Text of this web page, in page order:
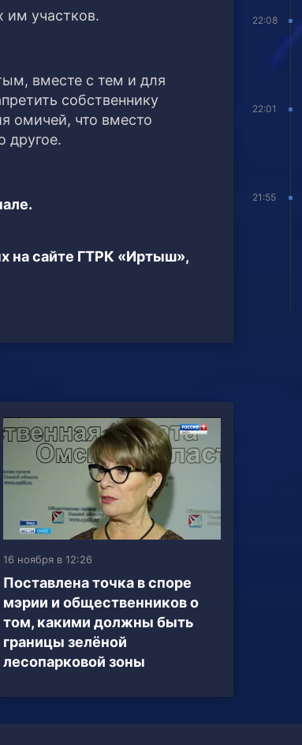
им участков.
вместе с тем и для
собственнику
омичей, что вместо
другое.
на сайте ГТРК «Иртыш»,
16 ноября в 12:26
Поставлена точка в споре
мэрии и общественников о
том, какими должны быть
границы зелёной
лесопарковой зоны
22:08
22:01
21:55